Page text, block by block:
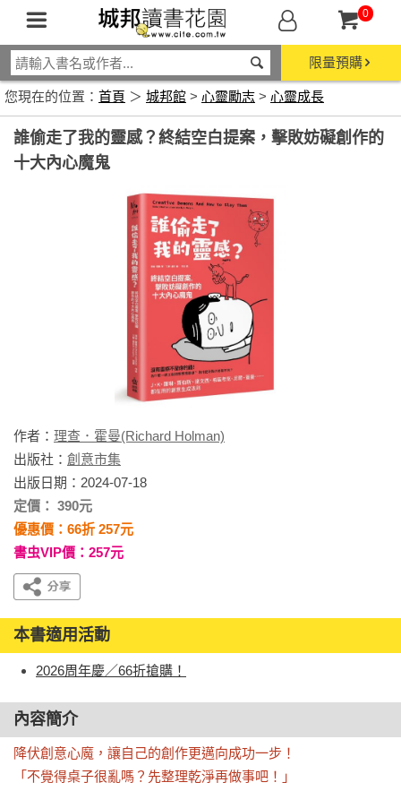
0
限量預購
您現在的位置： 首頁 ＞ 城邦館 > 心靈勵志 > 心靈成長
誰偷走了我的靈感？終結空白提案，擊敗妨礙創作的
十大內心魔鬼
作者： 理查．霍曼(Richard Holman)
出版社： 創意市集
出版日期：2024-07-18
定價： 390元
優惠價：66折 257元
書虫VIP價：257元
本書適用活動
2026周年慶／66折搶購！
內容簡介
降伏創意心魔，讓自己的創作更邁向成功一步！
「不覺得桌子很亂嗎？先整理乾淨再做事吧！」